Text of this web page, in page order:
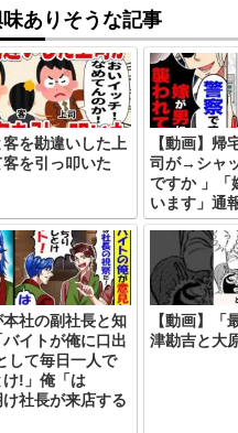
ありそうな記事
客を勘違いした上
を引っ叩いた
【動画】帰
司が→シャ
ですか 」「
います」通
本社の副社長と知
イトが俺に口出
して毎日一人で
け!」俺「は
社長が来店する
【動画】「
津勘吉と大